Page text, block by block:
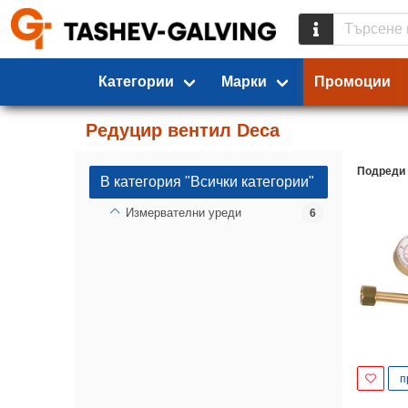
Категории Марки Промоции
Редуцир вентил Deca
В категория "Всички категории"
Измервателни уреди 6
Подреди